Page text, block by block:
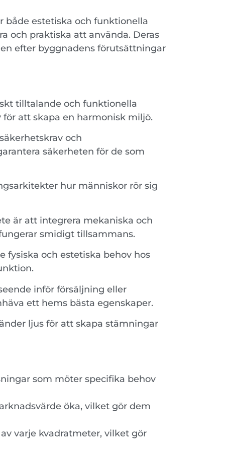
estetiska och funktionella
och praktiska att använda. Deras
efter byggnadens förutsättningar
tilltalande och funktionella
att skapa en harmonisk miljö.
och
säkerheten för de som
hur människor rör sig
är att integrera mekaniska och
smidigt tillsammans.
och estetiska behov hos
inför försäljning eller
ett hems bästa egenskaper.
ljus för att skapa stämningar
som möter specifika behov
öka, vilket gör dem
varje kvadratmeter, vilket gör